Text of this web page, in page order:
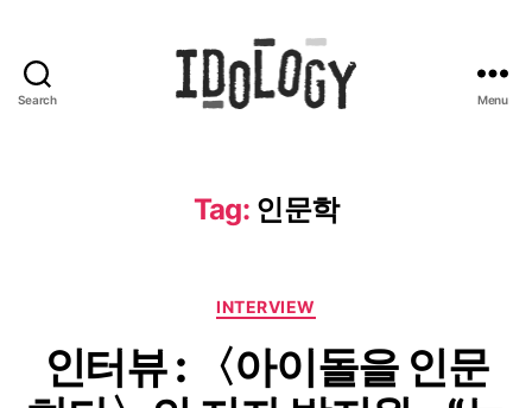
Search Menu
Tag: 인문학
Categories
INTERVIEW
인터뷰 : 〈아이돌을 인문